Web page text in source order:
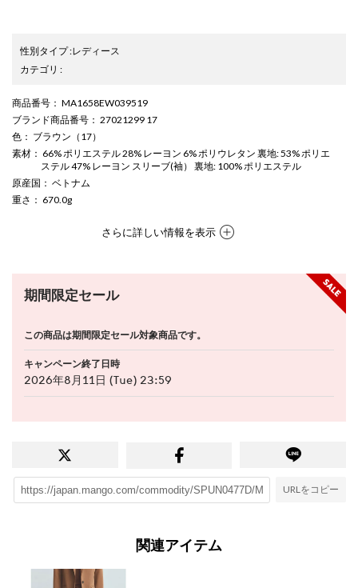
性別タイプ:レディース
カテゴリ :
商品番号 ： MA1658EW039519
ブランド商品番号 ： 27021299 17
色 ： ブラウン（17）
素材 ： 66% ポリエステル 28% レーヨン 6% ポリウレタン 裏地: 53% ポリエ
ステル 47% レーヨン スリーブ(袖） 裏地: 100% ポリエステル
原産国 ： ベトナム
重さ ： 670.0g
さらに詳しい情報を表示
期間限定セール
この商品は期間限定セール対象商品です。
キャンペーン終了日時
2026年8月11日 (Tue) 23:59
URLをコピー
関連アイテム